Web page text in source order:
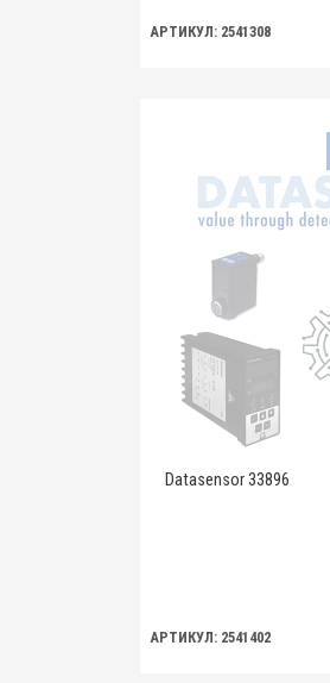
АРТИКУЛ: 2541308
Datasensor 33896
АРТИКУЛ: 2541402